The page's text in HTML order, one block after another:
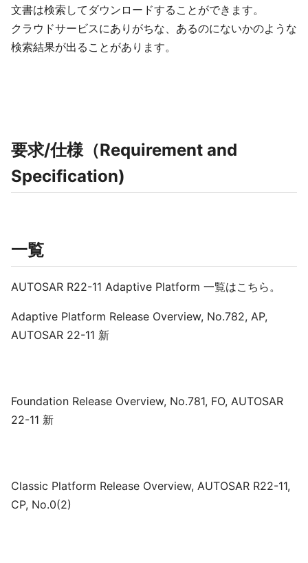
文書は検索してダウンロードすることができます。
クラウドサービスにありがちな、あるのにないかのような
検索結果が出ることがあります。
要求/仕様（Requirement and
Specification)
一覧
AUTOSAR R22-11 Adaptive Platform 一覧はこちら。
Adaptive Platform Release Overview, No.782, AP,
AUTOSAR 22-11 新
Foundation Release Overview, No.781, FO, AUTOSAR
22-11 新
Classic Platform Release Overview, AUTOSAR R22-11,
CP, No.0(2)